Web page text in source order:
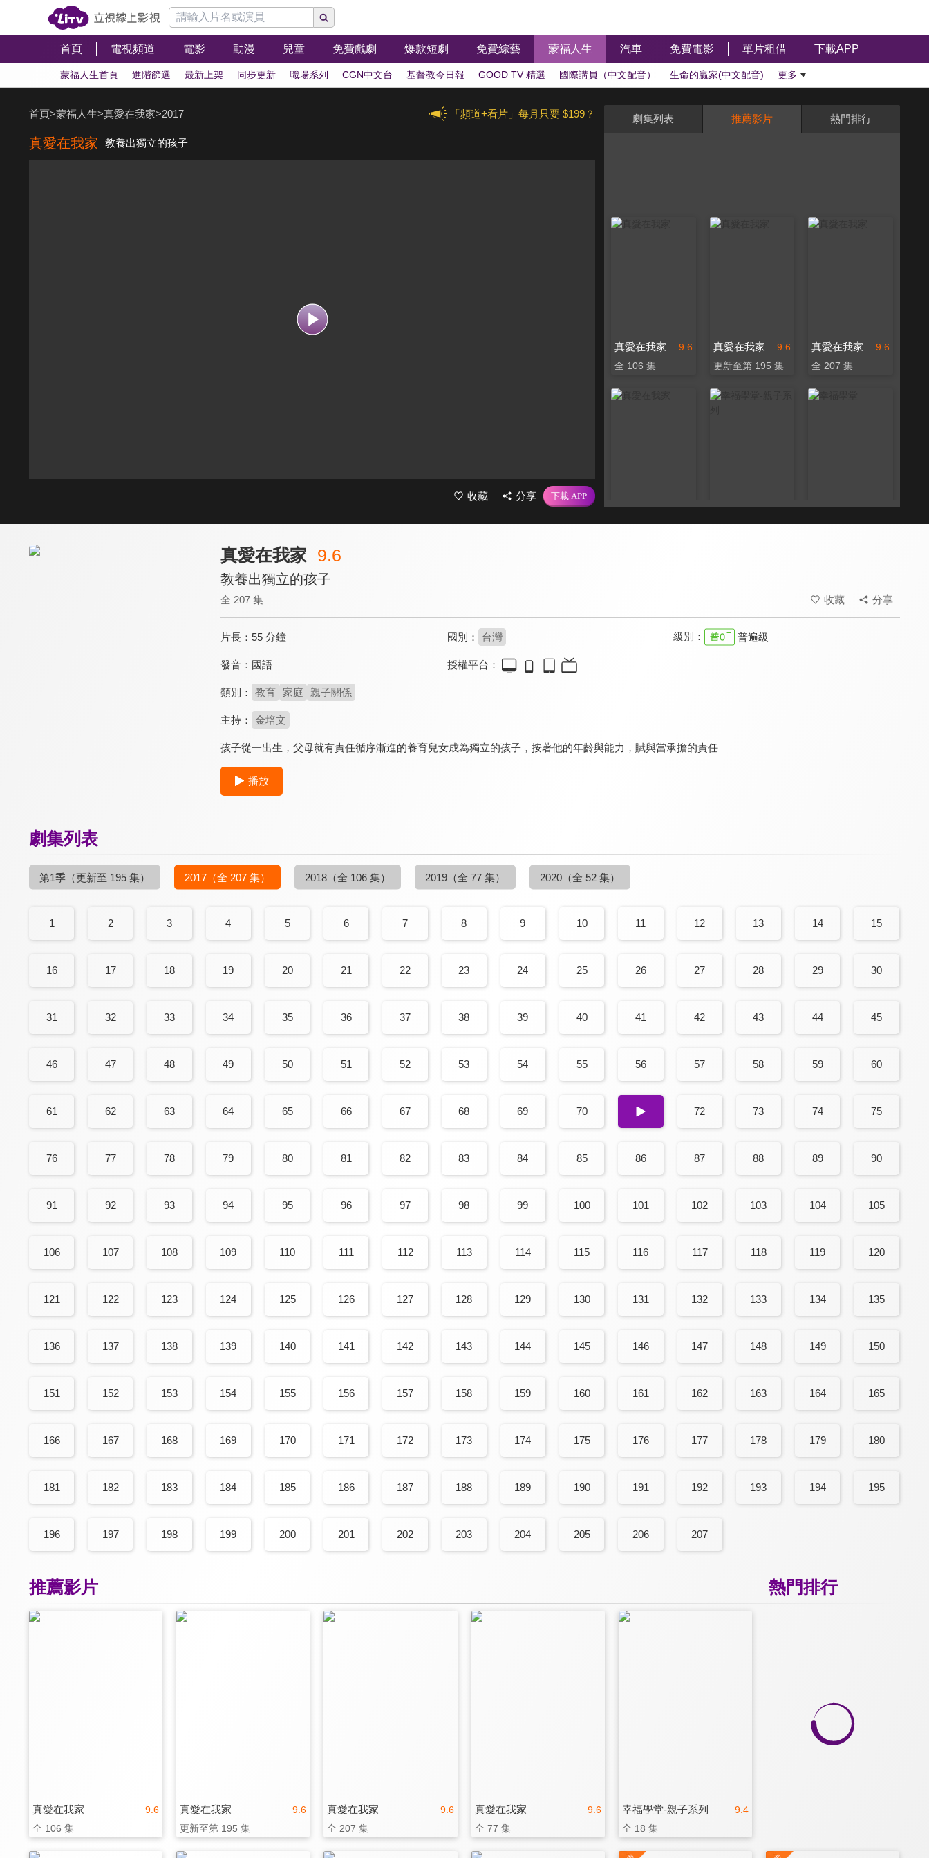
首頁 電視頻道 電影 動漫 兒童 免費戲劇 爆款短劇 免費綜藝 蒙福人生 汽車 免費電影 單片租借 下載APP
蒙福人生首頁 進階篩選 最新上架 同步更新 職場系列 CGN中文台 基督教今日報 GOOD TV 精選 國際講員（中文配音） 生命的贏家(中文配音) 更多
「頻道+看片」每月只要 $199？
首頁>蒙福人生>真愛在我家>2017
真愛在我家 教養出獨立的孩子
收藏 分享
劇集列表 推薦影片 熱門排行
9.6
真愛在我家
全 106 集
9.6
真愛在我家
更新至第 195 集
9.6
真愛在我家
全 207 集
烤箱讀書會
真愛在我家 9.6
教養出獨立的孩子
全 207 集 收藏 分享
片長： 55 分鐘 國別： 台灣 級別： 普遍級
發音： 國語 授權平台：
類別： 教育 家庭 親子關係
主持： 金培文
孩子從一出生，父母就有責任循序漸進的養育兒女成為獨立的孩子，按著他的年齡與能力，賦與當承擔的責任
播放
劇集列表
第1季 （更新至 195 集） 2017 （全 207 集） 2018 （全 106 集） 2019 （全 77 集） 2020 （全 52 集）
1 2 3 4 5 6 7 8 9 10 11 12 13 14 15
16 17 18 19 20 21 22 23 24 25 26 27 28 29 30
31 32 33 34 35 36 37 38 39 40 41 42 43 44 45
46 47 48 49 50 51 52 53 54 55 56 57 58 59 60
61 62 63 64 65 66 67 68 69 70 71 72 73 74 75
76 77 78 79 80 81 82 83 84 85 86 87 88 89 90
91 92 93 94 95 96 97 98 99 100 101 102 103 104 105
106 107 108 109 110 111 112 113 114 115 116 117 118 119 120
121 122 123 124 125 126 127 128 129 130 131 132 133 134 135
136 137 138 139 140 141 142 143 144 145 146 147 148 149 150
151 152 153 154 155 156 157 158 159 160 161 162 163 164 165
166 167 168 169 170 171 172 173 174 175 176 177 178 179 180
181 182 183 184 185 186 187 188 189 190 191 192 193 194 195
196 197 198 199 200 201 202 203 204 205 206 207
熱門排行
推薦影片
9.6
真愛在我家
全 106 集
9.6
真愛在我家
更新至第 195 集
9.6
真愛在我家
全 207 集
9.6
真愛在我家
全 77 集
9.4
幸福學堂-親子系列
全 18 集